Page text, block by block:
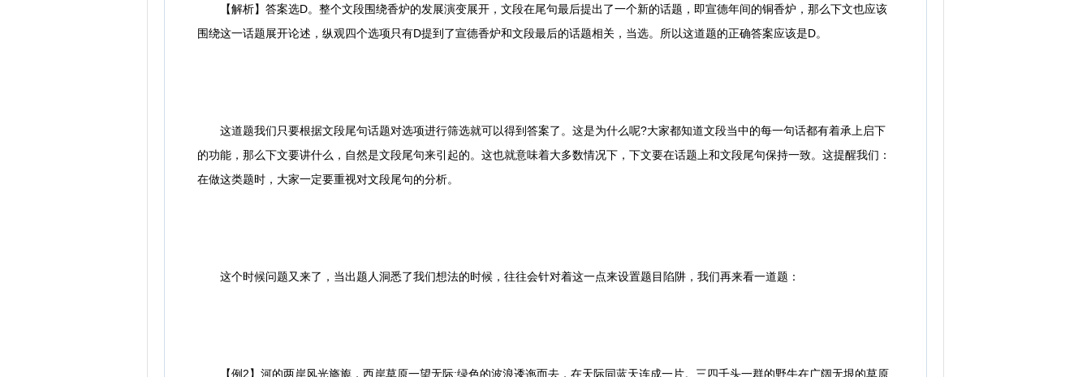
【解析】答案选D。整个文段围绕香炉的发展演变展开，文段在尾句最后提出了一个新的话题，即宣德年间的铜香炉，那么下文也应该
围绕这一话题展开论述，纵观四个选项只有D提到了宣德香炉和文段最后的话题相关，当选。所以这道题的正确答案应该是D。
这道题我们只要根据文段尾句话题对选项进行筛选就可以得到答案了。这是为什么呢?大家都知道文段当中的每一句话都有着承上启下
的功能，那么下文要讲什么，自然是文段尾句来引起的。这也就意味着大多数情况下，下文要在话题上和文段尾句保持一致。这提醒我们：
在做这类题时，大家一定要重视对文段尾句的分析。
这个时候问题又来了，当出题人洞悉了我们想法的时候，往往会针对着这一点来设置题目陷阱，我们再来看一道题：
【例2】河的两岸风光旖旎，西岸草原一望无际:绿色的波浪逶迤而去，在天际同蓝天连成一片。三四千头一群的野牛在广阔无垠的草原